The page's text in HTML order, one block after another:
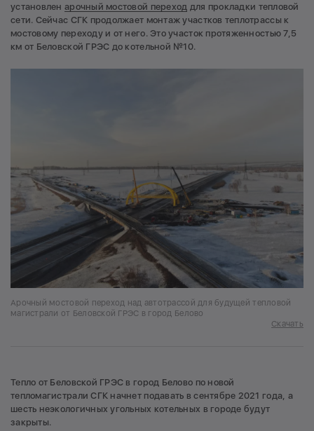
установлен арочный мостовой переход для прокладки тепловой
сети. Сейчас СГК продолжает монтаж участков теплотрассы к
мостовому переходу и от него. Это участок протяженностью 7,5
км от Беловской ГРЭС до котельной №10.
Арочный мостовой переход над автотрассой для будущей тепловой
магистрали от Беловской ГРЭС в город Белово
Скачать
Тепло от Беловской ГРЭС в город Белово по новой
тепломагистрали СГК начнет подавать в сентябре 2021 года, а
шесть неэкологичных угольных котельных в городе будут
закрыты.